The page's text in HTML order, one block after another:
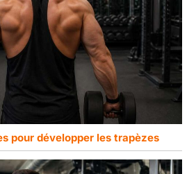
pour développer les trapèzes